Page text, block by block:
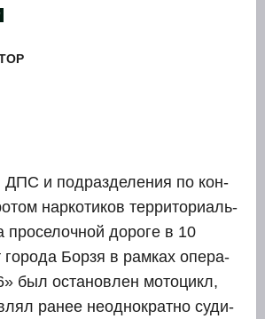
ДПС и под­раз­де­ле­ния по кон­
нар­ко­ти­ков тер­ри­то­ри­аль­
про­се­лоч­ной доро­ге в 10
горо­да Бор­зя в рам­ках опе­ра­
был оста­нов­лен мото­цикл,
ранее неод­но­крат­но суди­